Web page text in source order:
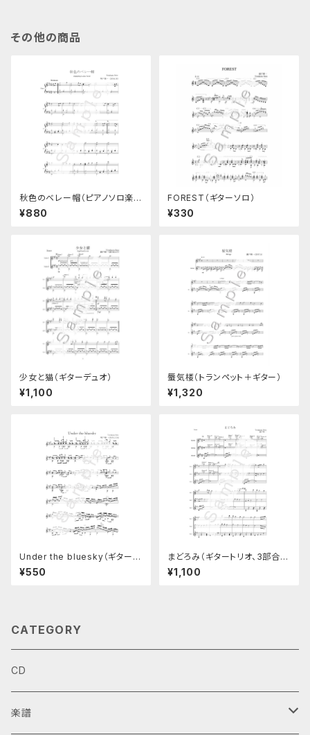
その他の商品
秋色のベレー帽（ピアノソロ楽
譜）
¥880
FOREST（ギターソロ）
¥330
少女と猫（ギターデュオ）
¥1,100
蜃気楼（トランペット＋ギター）
¥1,320
Under the bluesky（ギターソ
ロ楽譜）
¥550
まどろみ（ギタートリオ、3部合
奏）
¥1,100
CATEGORY
CD
楽譜